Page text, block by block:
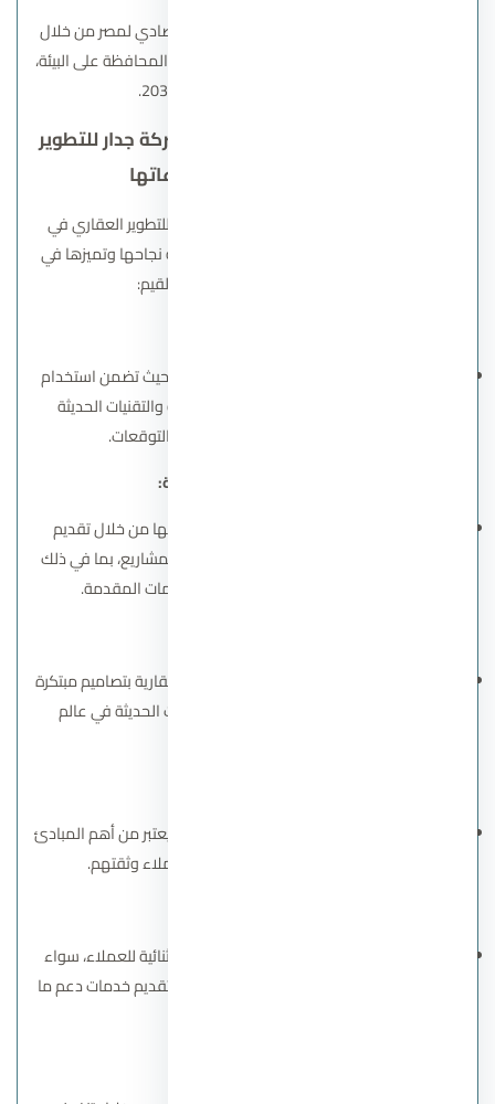
تسعى الشركة إلى المساهمة في النمو الاقتصادي لمصر من خلال
مشاريعها، مع التركيز على التنمية المستدامة والمحافظة على البيئة،
القيم والمبادئ التي تعتمد عليها شركة جدار للتطوير
العقاري في تنفيذ مشروعاتها
القيم والمبادئ التي تعتمد عليها شركة جدار للتطوير العقاري في
تنفيذ مشروعاتها تعتبر الأساس الذي تبني عليه نجاحها وتميزها في
السوق العقاري. من أبرز هذه القيم:
تضع شركة جدار الجودة في مقدمة أولوياتها، حيث تضمن استخدام
أفضل المواد واتباع أعلى المعايير الهندسية والتقنيات الحديثة
لتحقيق مشروعات متميزة تضاهي التوقعات.
تحرص الشركة على بناء علاقة ثقة مع عملائها من خلال تقديم
معلومات دقيقة وواضحة عن جميع تفاصيل المشاريع، بما في ذلك
الجداول الزمنية للتسليم والأسعار والخدمات المقدمة.
تسعى شركة جدار دائمًا إلى تقديم مشروعات عقارية بتصاميم مبتكرة
تلبي احتياجات السوق وتتماشى مع التطورات الحديثة في عالم
الالتزام بالمواعيد المحددة لتسليم المشروعات يعتبر من أهم المبادئ
التي تميز الشركة، مما يعزز من رضا العملاء وثقتهم.
تولي شركة جدار أهمية كبيرة لتوفير تجربة استثنائية للعملاء، سواء
من خلال تصميم مشروعات تلبي احتياجاتهم أو تقديم خدمات دعم ما